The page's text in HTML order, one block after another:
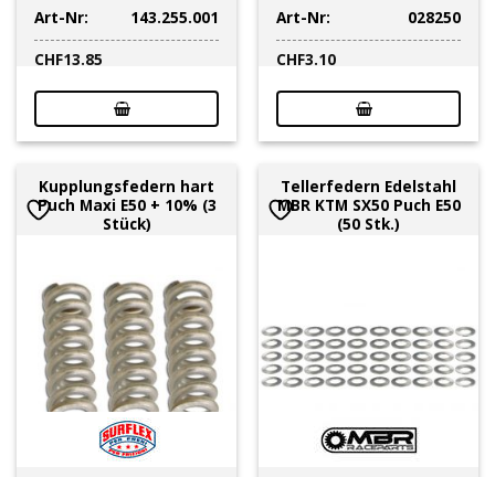
Art-Nr:
143.255.001
CHF13.85
Art-Nr:
028250
CHF3.10
Kupplungsfedern hart
Puch Maxi E50 + 10% (3
Stück)
Tellerfedern Edelstahl
MBR KTM SX50 Puch E50
(50 Stk.)